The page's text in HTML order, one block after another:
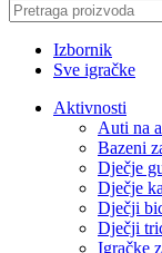
Izbornik
Sve igračke
Aktivnosti
Auti na
Bazeni
Dječje
Dječje
Dječji
Dječji
Igračke